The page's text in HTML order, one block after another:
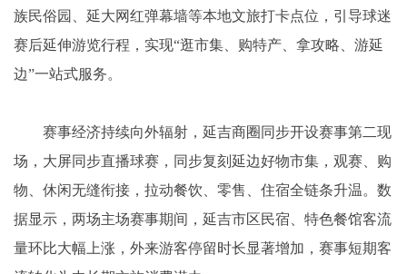
族民俗园、延大网红弹幕墙等本地文旅打卡点位，引导球迷
赛后延伸游览行程，实现“逛市集、购特产、拿攻略、游延
边”一站式服务。
赛事经济持续向外辐射，延吉商圈同步开设赛事第二现
场，大屏同步直播球赛，同步复刻延边好物市集，观赛、购
物、休闲无缝衔接，拉动餐饮、零售、住宿全链条升温。数
据显示，两场主场赛事期间，延吉市区民宿、特色餐馆客流
量环比大幅上涨，外来游客停留时长显著增加，赛事短期客